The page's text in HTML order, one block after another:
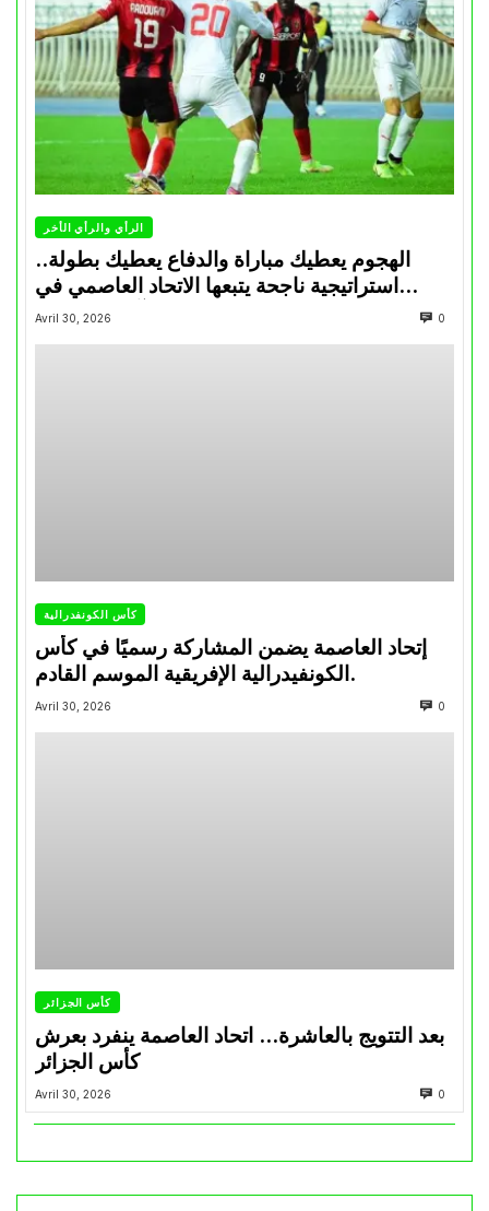
الرأي والرأي الأخر
الهجوم يعطيك مباراة والدفاع يعطيك بطولة..
استراتيجية ناجحة يتبعها الاتحاد العاصمي في
تتويجاته آخر السنوات
Avril 30, 2026 0
كأس الكونفدرالية
إتحاد العاصمة يضمن المشاركة رسميًا في كأس
الكونفيدرالية الإفريقية الموسم القادم.
Avril 30, 2026 0
كأس الجزائر
بعد التتويج بالعاشرة… اتحاد العاصمة ينفرد بعرش
كأس الجزائر
Avril 30, 2026 0